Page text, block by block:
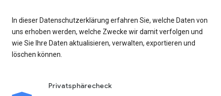
In dieser Datenschutzerklärung erfahren Sie, welche Daten von
uns erhoben werden, welche Zwecke wir damit verfolgen und
wie Sie Ihre Daten aktualisieren, verwalten, exportieren und
löschen können.
Privatsphärecheck